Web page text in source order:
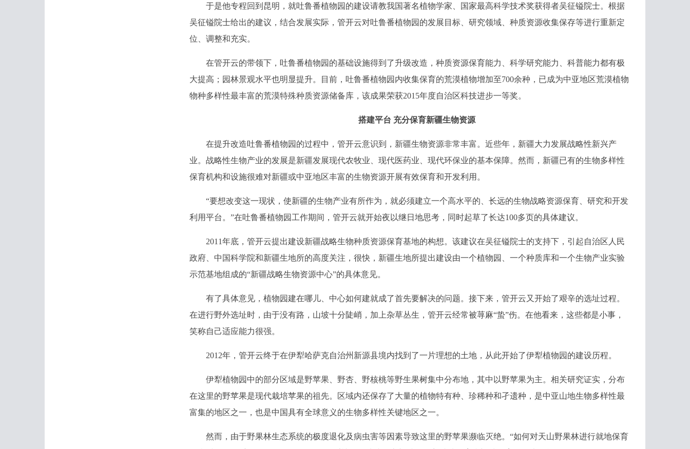
于是他专程回到昆明，就吐鲁番植物园的建设请教我国著名植物学家、国家最高科学技术奖获得者吴征镒院士。根据
吴征镒院士给出的建议，结合发展实际，管开云对吐鲁番植物园的发展目标、研究领域、种质资源收集保存等进行重新定
位、调整和充实。
在管开云的带领下，吐鲁番植物园的基础设施得到了升级改造，种质资源保育能力、科学研究能力、科普能力都有极
大提高；园林景观水平也明显提升。目前，吐鲁番植物园内收集保育的荒漠植物增加至700余种，已成为中亚地区荒漠植物
物种多样性最丰富的荒漠特殊种质资源储备库，该成果荣获2015年度自治区科技进步一等奖。
搭建平台 充分保育新疆生物资源
在提升改造吐鲁番植物园的过程中，管开云意识到，新疆生物资源非常丰富。近些年，新疆大力发展战略性新兴产
业。战略性生物产业的发展是新疆发展现代农牧业、现代医药业、现代环保业的基本保障。然而，新疆已有的生物多样性
保育机构和设施很难对新疆或中亚地区丰富的生物资源开展有效保育和开发利用。
“要想改变这一现状，使新疆的生物产业有所作为，就必须建立一个高水平的、长远的生物战略资源保育、研究和开发
利用平台。”在吐鲁番植物园工作期间，管开云就开始夜以继日地思考，同时起草了长达100多页的具体建议。
2011年底，管开云提出建设新疆战略生物种质资源保育基地的构想。该建议在吴征镒院士的支持下，引起自治区人民
政府、中国科学院和新疆生地所的高度关注，很快，新疆生地所提出建设由一个植物园、一个种质库和一个生物产业实验
示范基地组成的“新疆战略生物资源中心”的具体意见。
有了具体意见，植物园建在哪儿、中心如何建就成了首先要解决的问题。接下来，管开云又开始了艰辛的选址过程。
在进行野外选址时，由于没有路，山坡十分陡峭，加上杂草丛生，管开云经常被荨麻“蛰”伤。在他看来，这些都是小事，
笑称自己适应能力很强。
2012年，管开云终于在伊犁哈萨克自治州新源县境内找到了一片理想的土地，从此开始了伊犁植物园的建设历程。
伊犁植物园中的部分区域是野苹果、野杏、野核桃等野生果树集中分布地，其中以野苹果为主。相关研究证实，分布
在这里的野苹果是现代栽培苹果的祖先。区域内还保存了大量的植物特有种、珍稀种和孑遗种，是中亚山地生物多样性最
富集的地区之一，也是中国具有全球意义的生物多样性关键地区之一。
然而，由于野果林生态系统的极度退化及病虫害等因素导致这里的野苹果濒临灭绝。“如何对天山野果林进行就地保育